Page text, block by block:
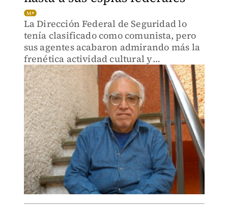
La Dirección Federal de Seguridad lo
tenía clasificado como comunista, pero
sus agentes acabaron admirando más la
frenética actividad cultural y
periodística de Monsi.